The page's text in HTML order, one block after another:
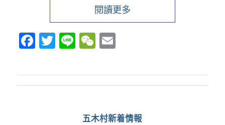
閱讀更多
Facebook
Twitter
LineWeChat
Email
五木村新着情報